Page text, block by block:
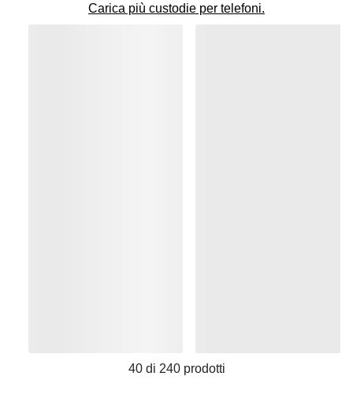
Carica più custodie per telefoni.
40di 240prodotti